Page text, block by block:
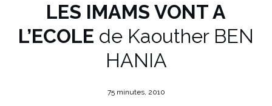
LES IMAMS VONT A
L’ECOLE de Kaouther BEN
HANIA
75 minutes, 2010